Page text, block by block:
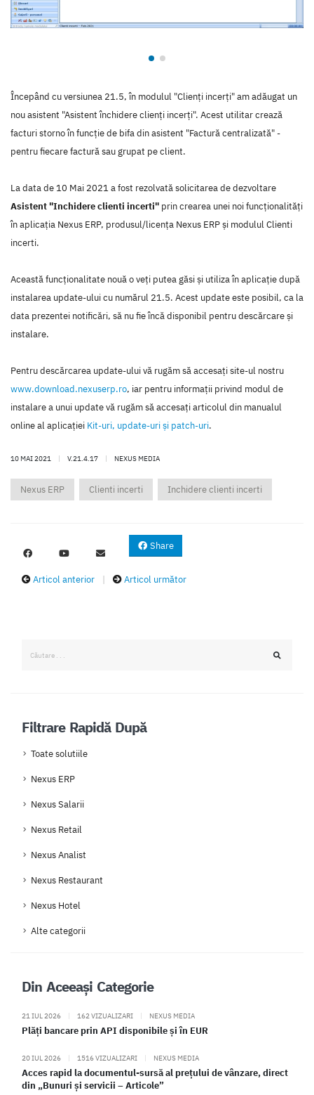
Începând cu versiunea 21.5, în modulul "Clienți incerți" am adăugat un
nou asistent "Asistent închidere clienți incerți". Acest utilitar crează
facturi storno în funcție de bifa din asistent "Factură centralizată" -
pentru fiecare factură sau grupat pe client.
La data de 10 Mai 2021 a fost rezolvată solicitarea de dezvoltare
Asistent "Inchidere clienti incerti" prin crearea unei noi funcţionalităţi
în aplicaţia Nexus ERP, produsul/licenţa Nexus ERP şi modulul Clienti
incerti.
Această funcţionalitate nouă o veţi putea găsi şi utiliza în aplicaţie după
instalarea update-ului cu numărul 21.5. Acest update este posibil, ca la
data prezentei notificări, să nu fie încă disponibil pentru descărcare şi
instalare.
Pentru descărcarea update-ului vă rugăm să accesaţi site-ul nostru
www.download.nexuserp.ro, iar pentru informaţii privind modul de
instalare a unui update vă rugăm să accesaţi articolul din manualul
online al aplicaţiei Kit-uri, update-uri şi patch-uri.
10 MAI 2021 | V.21.4.17 | NEXUS MEDIA
Nexus ERP Clienti incerti Inchidere clienti incerti
Share
Articol anterior | Articol următor
Filtrare Rapidă După
Toate solutiile
Nexus ERP
Nexus Salarii
Nexus Retail
Nexus Analist
Nexus Restaurant
Nexus Hotel
Alte categorii
Din Aceeași Categorie
21 IUL 2026 | 162 VIZUALIZARI | NEXUS MEDIA
Plăți bancare prin API disponibile și în EUR
20 IUL 2026 | 1516 VIZUALIZARI | NEXUS MEDIA
Acces rapid la documentul-sursă al prețului de vânzare, direct
din „Bunuri și servicii – Articole”